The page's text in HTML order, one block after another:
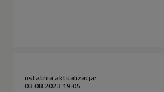
ostatnia aktualizacja:
03.08.2023 19:05